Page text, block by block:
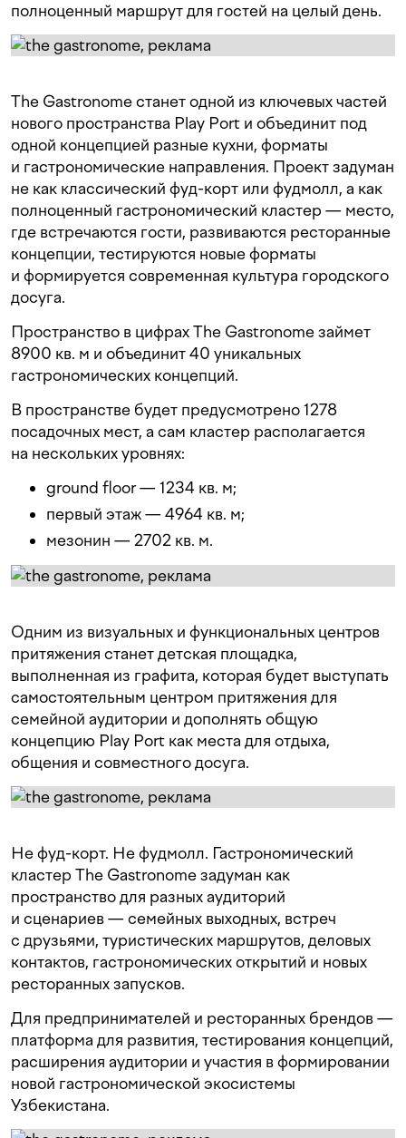
полноценный маршрут для гостей на целый день.
The Gastronome станет одной из ключевых частей
нового пространства Play Port и объединит под
одной концепцией разные кухни, форматы
и гастрономические направления. Проект задуман
не как классический фуд-корт или фудмолл, а как
полноценный гастрономический кластер — место,
где встречаются гости, развиваются ресторанные
концепции, тестируются новые форматы
и формируется современная культура городского
досуга.
Пространство в цифрах The Gastronome займет
8900 кв. м и объединит 40 уникальных
гастрономических концепций.
В пространстве будет предусмотрено 1278
посадочных мест, а сам кластер располагается
на нескольких уровнях:
ground floor — 1234 кв. м;
первый этаж — 4964 кв. м;
мезонин — 2702 кв. м.
Одним из визуальных и функциональных центров
притяжения станет детская площадка,
выполненная из графита, которая будет выступать
самостоятельным центром притяжения для
семейной аудитории и дополнять общую
концепцию Play Port как места для отдыха,
общения и совместного досуга.
Не фуд-корт. Не фудмолл. Гастрономический
кластер The Gastronome задуман как
пространство для разных аудиторий
и сценариев — семейных выходных, встреч
с друзьями, туристических маршрутов, деловых
контактов, гастрономических открытий и новых
ресторанных запусков.
Для предпринимателей и ресторанных брендов —
платформа для развития, тестирования концепций,
расширения аудитории и участия в формировании
новой гастрономической экосистемы
Узбекистана.